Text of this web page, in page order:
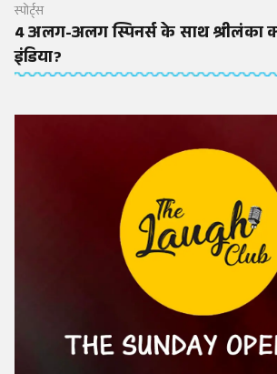
स्पोर्ट्स
4 अलग-अलग स्पिनर्स के साथ श्रीलंका
इंडिया?